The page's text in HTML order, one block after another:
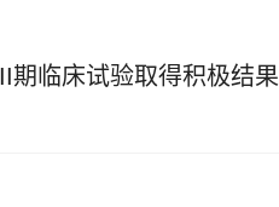
临床试验取得积极结果